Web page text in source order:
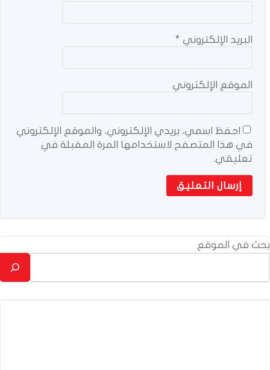
البريد الإلكتروني *
الموقع الإلكتروني
احفظ اسمي، بريدي الإلكتروني، والموقع الإلكتروني
في هذا المتصفح لاستخدامها المرة المقبلة في
تعليقي.
بحث في الموقع